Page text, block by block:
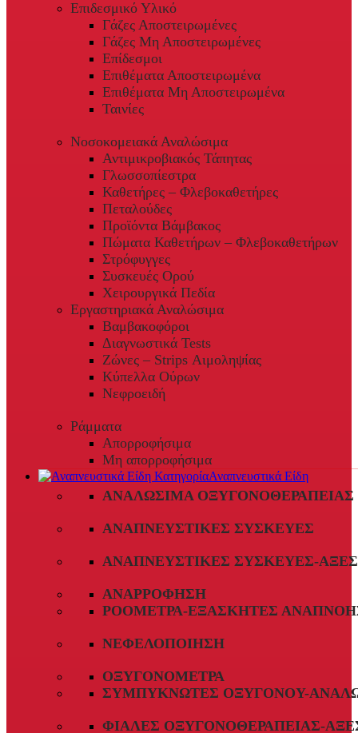
Επιδεσμικό Υλικό
Γάζες Αποστειρωμένες
Γάζες Μη Αποστειρωμένες
Επίδεσμοι
Επιθέματα Αποστειρωμένα
Επιθέματα Μη Αποστειρωμένα
Ταινίες
Νοσοκομειακά Αναλώσιμα
Αντιμικροβιακός Τάπητας
Γλωσσοπίεστρα
Καθετήρες – Φλεβοκαθετήρες
Πεταλούδες
Προϊόντα Βάμβακος
Πώματα Καθετήρων – Φλεβοκαθετήρων
Στρόφυγγες
Συσκευές Ορού
Χειρουργικά Πεδία
Εργαστηριακά Αναλώσιμα
Βαμβακοφόροι
Διαγνωστικά Tests
Ζώνες – Strips Αιμοληψίας
Κύπελλα Ούρων
Νεφροειδή
Ράμματα
Απορροφήσιμα
Μη απορροφήσιμα
Αναπνευστικά Είδη
ΑΝΑΛΏΣΙΜΑ ΟΞΥΓΟΝΟΘΕΡΑΠΕΊΑΣ
ΑΝΑΠΝΕΥΣΤΙΚΈΣ ΣΥΣΚΕΥΈΣ
ΑΝΑΠΝΕΥΣΤΙΚΈΣ ΣΥΣΚΕΥΈΣ-
ΑΝΑΡΡΌΦΗΣΗ
ΡΟΌΜΕΤΡΑ-ΕΞΑΣΚΗΤΈΣ
ΝΕΦΕΛΟΠΟΊΗΣΗ
ΟΞΥΓΟΝΌΜΕΤΡΑ
ΣΥΜΠΥΚΝΩΤΈΣ ΟΞΥΓΌΝΟΥ-
ΦΙΆΛΕΣ ΟΞΥΓΟΝΟΘΕΡΑΠΕΊΑΣ-